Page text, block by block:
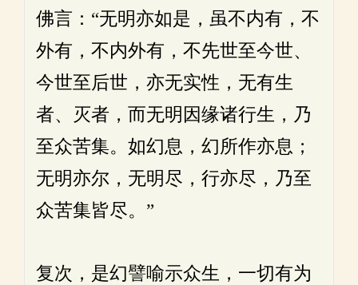
佛言：“无明亦如是，虽不内有，不
外有，不内外有，不先世至今世、
今世至后世，亦无实性，无有生
者、灭者，而无明因缘诸行生，乃
至众苦集。如幻息，幻所作亦息；
无明亦尔，无明尽，行亦尽，乃至
众苦集皆尽。”
复次，是幻譬喻示众生，一切有为